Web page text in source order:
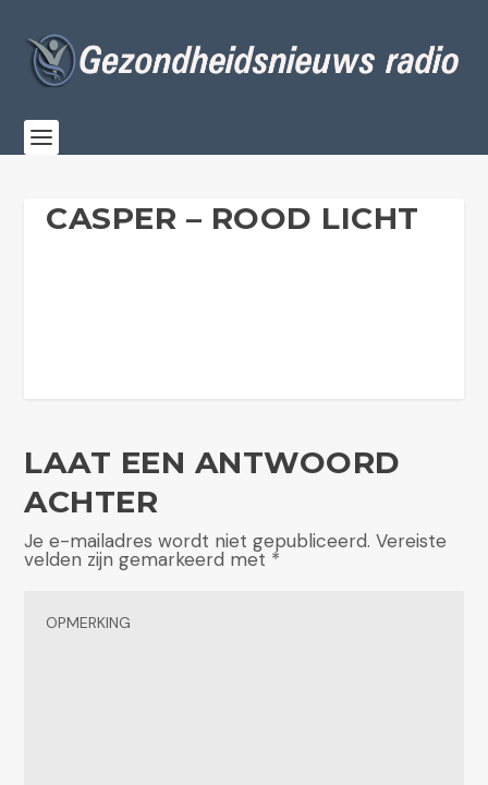
CASPER – ROOD LICHT
LAAT EEN ANTWOORD
ACHTER
Je e-mailadres wordt niet gepubliceerd. Vereiste
velden zijn gemarkeerd met *